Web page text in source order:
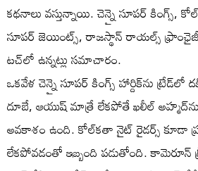
కథనాలు వస్తున్నాయి. చెన్నై సూపర్ కింగ్స్,
సూపర్ జెయింట్స్, రాజస్థాన్ రాయల్స్
టచ్‌లో ఉన్నట్లు సమాచారం.
ఒకవేళ చెన్నై సూపర్ కింగ్స్ హార్దిక్‌ను
దూబే, ఆయుష్ మాత్రే లేకపోతే ఖలీల్
అవకాశం ఉంది. కోల్‌కతా నైట్ రైడర్స్ కూడా
లేకపోవడంతో ఇబ్బంది పడుతోంది. కామెరూన్